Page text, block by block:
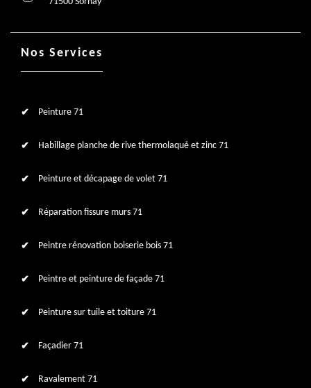
Nos Services
Peinture 71
Habillage planche de rive thermolaqué et zinc 71
Peinture et décapage de volet 71
Réparation fissure murs 71
Peintre rénovation boiserie bois 71
Peintre et peinture de façade 71
Peinture sur tuile et toiture 71
Façadier 71
Ravalement 71